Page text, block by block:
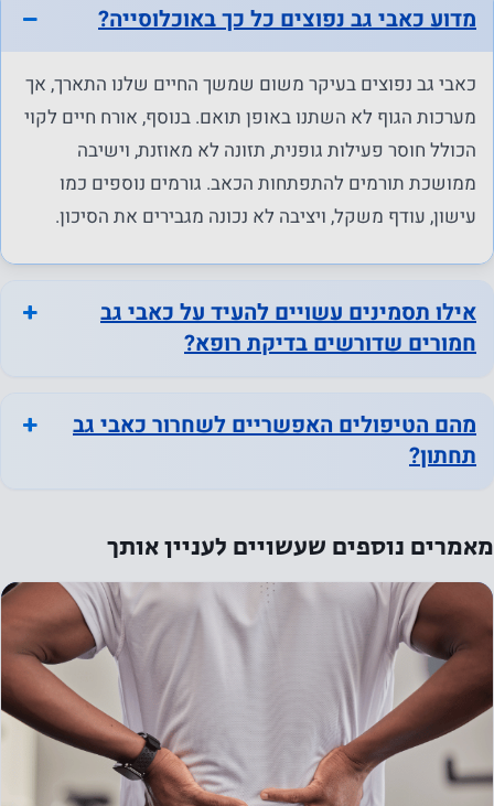
מדוע כאבי גב נפוצים כל כך באוכלוסייה?
כאבי גב נפוצים בעיקר משום שמשך החיים שלנו התארך, אך
מערכות הגוף לא השתנו באופן תואם. בנוסף, אורח חיים לקוי
הכולל חוסר פעילות גופנית, תזונה לא מאוזנת, וישיבה
ממושכת תורמים להתפתחות הכאב. גורמים נוספים כמו
עישון, עודף משקל, ויציבה לא נכונה מגבירים את הסיכון.
אילו תסמינים עשויים להעיד על כאבי גב
חמורים שדורשים בדיקת רופא?
מהם הטיפולים האפשריים לשחרור כאבי גב
תחתון?
מאמרים נוספים שעשויים לעניין אותך
הפונקציונליות
בסיס אופן
השימוש
באתר.
המשתמש
על מנת
שהאתר
הטובה
תסרב
פונקציונליות
מסוימת
תיעלם
מהאתר.
שיווק